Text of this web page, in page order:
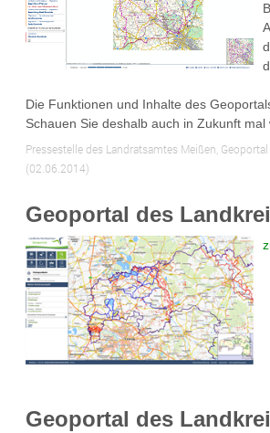
Die Funktionen und Inhalte des
Schauen Sie deshalb auch in Zukunft
Pressestelle des Landratsamtes Meißen,
(02.06.2014)
Geoportal des
Geoportal des